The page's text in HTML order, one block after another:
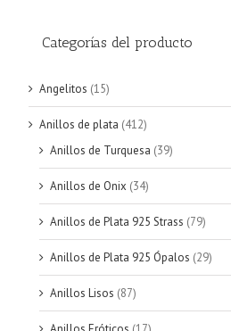
Categorías del producto
Angelitos (15)
Anillos de plata (412)
Anillos de Turquesa (39)
Anillos de Onix (34)
Anillos de Plata 925 Strass (79)
Anillos de Plata 925 Ópalos (29)
Anillos Lisos (87)